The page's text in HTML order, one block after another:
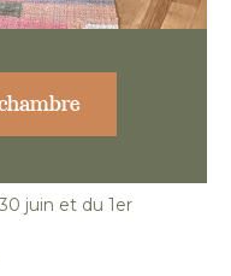
juin et du 1er